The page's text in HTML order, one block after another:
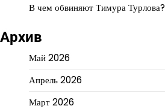
В чем обвиняют Тимура Турлова?
Архив
Май 2026
Апрель 2026
Март 2026